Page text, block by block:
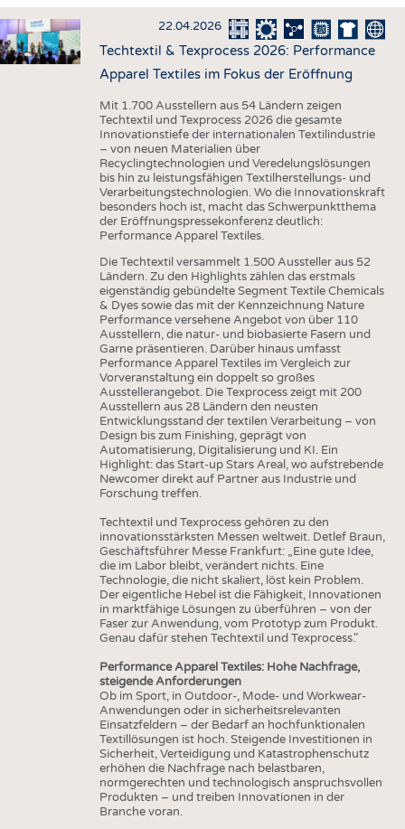
HAUS- UND HEIMTEXTILIEN
BEKLEIDUNG
TESTS
AUSSCHREIBUNGEN
DTV AUSSCHREIBUNGSDIENST
STATISTICS
ADRESSEN & LINKS
PUBLIKATIONEN
TERMINE
BRANCHENTERMINE
22.04.2026
Techtextil & Texprocess 2026: Performance
Apparel Textiles im Fokus der Eröffnung
Mit 1.700 Ausstellern aus 54 Ländern zeigen
Techtextil und Texprocess 2026 die gesamte
Innovationstiefe der internationalen Textilindustrie
– von neuen Materialien über
Recyclingtechnologien und Veredelungslösungen
bis hin zu leistungsfähigen Textilherstellungs- und
Verarbeitungstechnologien. Wo die Innovationskraft
besonders hoch ist, macht das Schwerpunktthema
der Eröffnungspressekonferenz deutlich:
Performance Apparel Textiles.
Die Techtextil versammelt 1.500 Aussteller aus 52
Ländern. Zu den Highlights zählen das erstmals
eigenständig gebündelte Segment Textile Chemicals
& Dyes sowie das mit der Kennzeichnung Nature
Performance versehene Angebot von über 110
Ausstellern, die natur- und biobasierte Fasern und
Garne präsentieren. Darüber hinaus umfasst
Performance Apparel Textiles im Vergleich zur
Vorveranstaltung ein doppelt so großes
Ausstellerangebot. Die Texprocess zeigt mit 200
Ausstellern aus 28 Ländern den neusten
Entwicklungsstand der textilen Verarbeitung – von
Design bis zum Finishing, geprägt von
Automatisierung, Digitalisierung und KI. Ein
Highlight: das Start-up Stars Areal, wo aufstrebende
Newcomer direkt auf Partner aus Industrie und
Forschung treffen.
Techtextil und Texprocess gehören zu den
innovationsstärksten Messen weltweit. Detlef Braun,
Geschäftsführer Messe Frankfurt: „Eine gute Idee,
die im Labor bleibt, verändert nichts. Eine
Technologie, die nicht skaliert, löst kein Problem.
Der eigentliche Hebel ist die Fähigkeit, Innovationen
in marktfähige Lösungen zu überführen – von der
Faser zur Anwendung, vom Prototyp zum Produkt.
Genau dafür stehen Techtextil und Texprocess."
Performance Apparel Textiles: Hohe Nachfrage,
steigende Anforderungen
Ob im Sport, in Outdoor-, Mode- und Workwear-
Anwendungen oder in sicherheitsrelevanten
Einsatzfeldern – der Bedarf an hochfunktionalen
Textillösungen ist hoch. Steigende Investitionen in
Sicherheit, Verteidigung und Katastrophenschutz
erhöhen die Nachfrage nach belastbaren,
normgerechten und technologisch anspruchsvollen
Produkten – und treiben Innovationen in der
Branche voran.